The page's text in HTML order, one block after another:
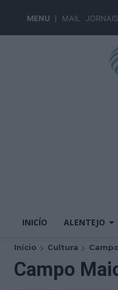
MENU MAIL JORNAIS
INICÍO ALENTEJO
Início Cultura
Campo